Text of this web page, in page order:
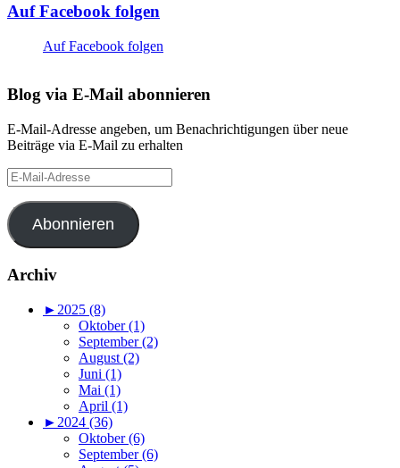
Auf Facebook folgen
Auf Facebook folgen
Blog via E-Mail abonnieren
E-Mail-Adresse angeben, um Benachrichtigungen über neue
Beiträge via E-Mail zu erhalten
E-
Mail-
Adresse
Abonnieren
Archiv
► 2025 (8)
Oktober (1)
September (2)
August (2)
Juni (1)
Mai (1)
April (1)
► 2024 (36)
Oktober (6)
September (6)